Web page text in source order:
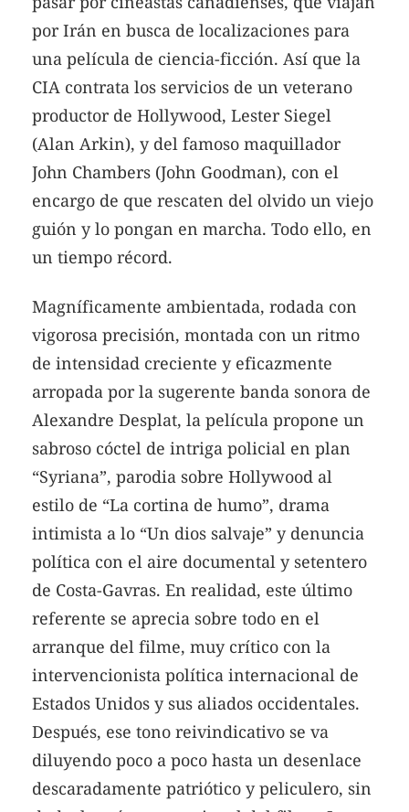
por Irán en busca de localizaciones para
una película de ciencia-ficción. Así que la
CIA contrata los servicios de un veterano
productor de Hollywood, Lester Siegel
(Alan Arkin), y del famoso maquillador
John Chambers (John Goodman), con el
encargo de que rescaten del olvido un viejo
guión y lo pongan en marcha. Todo ello, en
un tiempo récord.
Magníficamente ambientada, rodada con
vigorosa precisión, montada con un ritmo
de intensidad creciente y eficazmente
arropada por la sugerente banda sonora de
Alexandre Desplat, la película propone un
sabroso cóctel de intriga policial en plan
“Syriana”, parodia sobre Hollywood al
estilo de “La cortina de humo”, drama
intimista a lo “Un dios salvaje” y denuncia
política con el aire documental y setentero
de Costa-Gavras. En realidad, este último
referente se aprecia sobre todo en el
arranque del filme, muy crítico con la
intervencionista política internacional de
Estados Unidos y sus aliados occidentales.
Después, ese tono reivindicativo se va
diluyendo poco a poco hasta un desenlace
descaradamente patriótico y peliculero, sin